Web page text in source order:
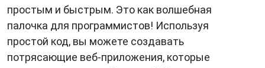
простым и быстрым. Это как волшебная
палочка для программистов! Используя
простой код, вы можете создавать
потрясающие веб-приложения, которые